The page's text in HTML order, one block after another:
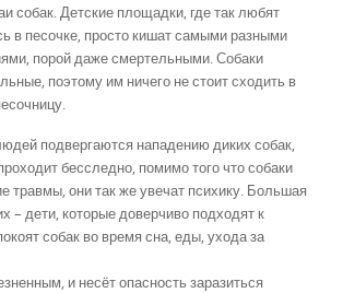
собак. Детские площадки, где так любят
в песочке, просто кишат самыми разными
порой даже смертельными. Собаки
поэтому им ничего не стоит сходить в
подвергаются нападению диких собак,
бесследно, помимо того что собаки
травмы, они так же увечат психику. Большая
– дети, которые доверчиво подходят к
собак во время сна, еды, ухода за
и несёт опасность заразиться